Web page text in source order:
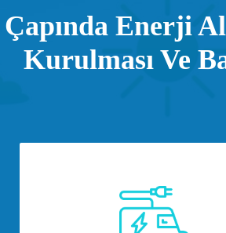
Enerji
Kurulması Ve